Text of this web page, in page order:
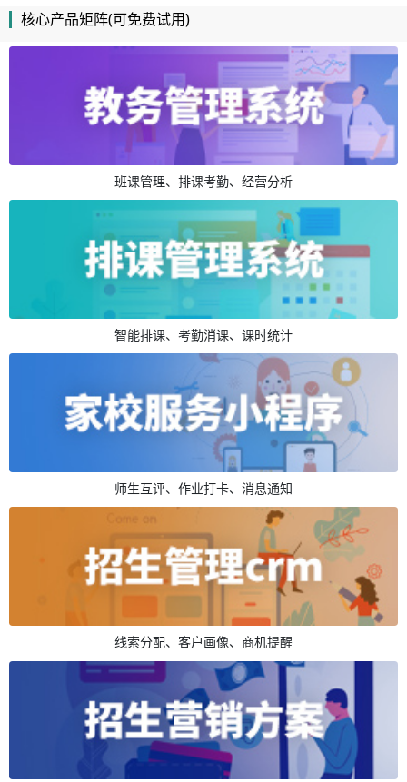
核心产品矩阵(可免费试用)
班课管理、排课考勤、经营分析
智能排课、考勤消课、课时统计
师生互评、作业打卡、消息通知
线索分配、客户画像、商机提醒